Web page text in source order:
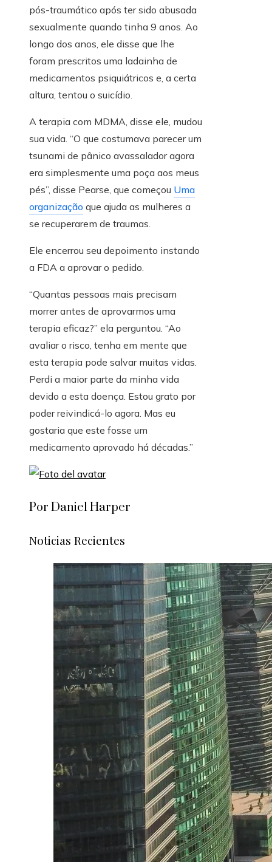
pós-traumático após ter sido abusada
sexualmente quando tinha 9 anos. Ao
longo dos anos, ele disse que lhe
foram prescritos uma ladainha de
medicamentos psiquiátricos e, a certa
altura, tentou o suicídio.
A terapia com MDMA, disse ele, mudou
sua vida. “O que costumava parecer um
tsunami de pânico avassalador agora
era simplesmente uma poça aos meus
pés”, disse Pearse, que começou Uma
organização que ajuda as mulheres a
se recuperarem de traumas.
Ele encerrou seu depoimento instando
a FDA a aprovar o pedido.
“Quantas pessoas mais precisam
morrer antes de aprovarmos uma
terapia eficaz?” ela perguntou. “Ao
avaliar o risco, tenha em mente que
esta terapia pode salvar muitas vidas.
Perdi a maior parte da minha vida
devido a esta doença. Estou grato por
poder reivindicá-lo agora. Mas eu
gostaria que este fosse um
medicamento aprovado há décadas.”
Por Daniel Harper
Noticias Recientes